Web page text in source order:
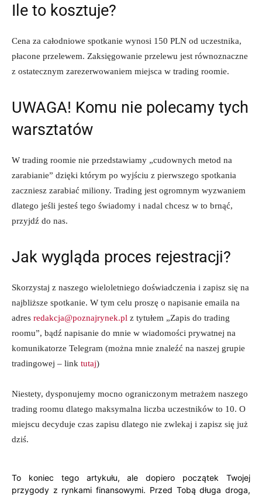
Ile to kosztuje?
Cena za całodniowe spotkanie wynosi 150 PLN od uczestnika,
płacone przelewem. Zaksięgowanie przelewu jest równoznaczne
z ostatecznym zarezerwowaniem miejsca w trading roomie.
UWAGA! Komu nie polecamy tych
warsztatów
W trading roomie nie przedstawiamy „cudownych metod na
zarabianie” dzięki którym po wyjściu z pierwszego spotkania
zaczniesz zarabiać miliony. Trading jest ogromnym wyzwaniem
dlatego jeśli jesteś tego świadomy i nadal chcesz w to brnąć,
przyjdź do nas.
Jak wygląda proces rejestracji?
Skorzystaj z naszego wieloletniego doświadczenia i zapisz się na
najbliższe spotkanie. W tym celu proszę o napisanie emaila na
adres redakcja@poznajrynek.pl z tytułem „Zapis do trading
roomu”, bądź napisanie do mnie w wiadomości prywatnej na
komunikatorze Telegram (można mnie znaleźć na naszej grupie
tradingowej – link tutaj)
Niestety, dysponujemy mocno ograniczonym metrażem naszego
trading roomu dlatego maksymalna liczba uczestników to 10. O
miejscu decyduje czas zapisu dlatego nie zwlekaj i zapisz się już
dziś.
To koniec tego artykułu, ale dopiero początek Twojej
przygody z rynkami finansowymi. Przed Tobą długa droga,